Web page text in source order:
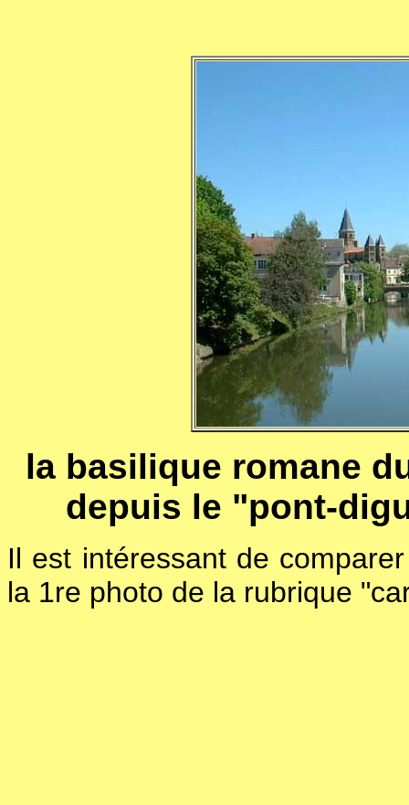
la basilique romane
depuis le "pont-
Il est intéressant de
la 1re photo de la rubrique